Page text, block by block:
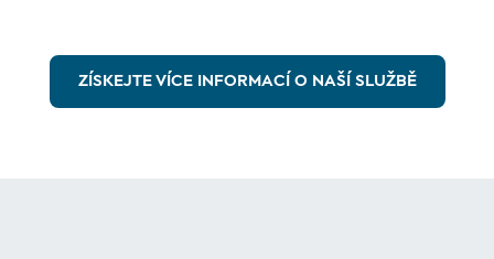
ZÍSKEJTE VÍCE INFORMACÍ O NAŠÍ SLUŽBĚ